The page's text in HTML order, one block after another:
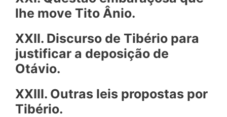
lhe move Tito Ânio.
XXII. Discurso de Tibério para
justificar a deposição de
Otávio.
XXIII. Outras leis propostas por
Tibério.